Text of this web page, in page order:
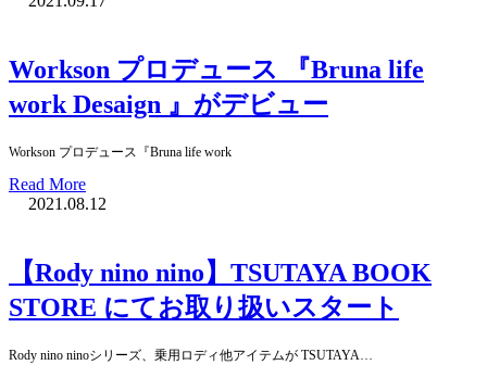
Workson プロデュース 『Bruna life
work Desaign 』がデビュー
Workson プロデュース『Bruna life work
Read More
2021.08.12
【Rody nino nino】TSUTAYA BOOK
STORE にてお取り扱いスタート
Rody nino ninoシリーズ、乗用ロディ他アイテムが TSUTAYA…